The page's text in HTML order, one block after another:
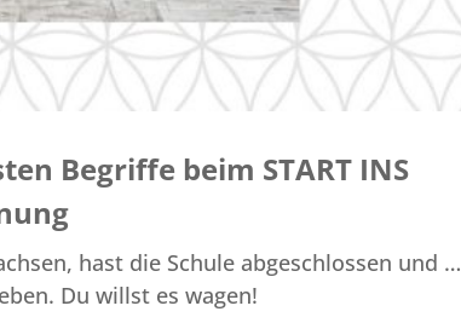
Begriffe beim START INS
hast die Schule abgeschlossen und …
Du willst es wagen!